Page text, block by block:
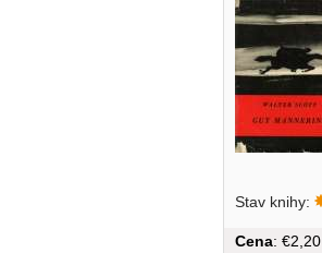
Stav knihy:
Cena: €2,20